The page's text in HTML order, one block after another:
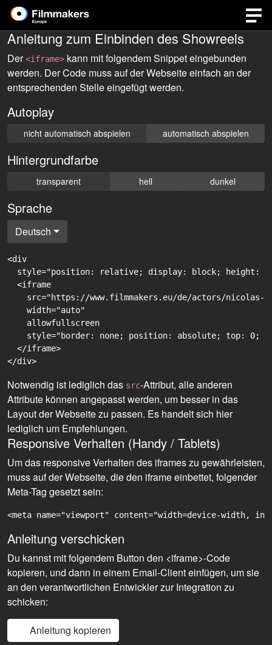
Anleitung zum Einbinden des Showreels
Der<iframe> kann mit folgendem Snippet eingebunden
werden. Der Code muss auf der Webseite einfach an der
entsprechenden Stelle eingefügt werden.
Autoplay
nicht automatisch abspielen automatisch abspielen
Hintergrundfarbe
transparent hell dunkel
Sprache
Deutsch
<div
style="position: relative; display: block; height:
  <iframe
src="https://www.filmmakers.eu/de/actors/
    width="auto"
    allowfullscreen
style="border: none; position: absolute; top: 0;
  </iframe>
Notwendig ist lediglich das src-Attribut, alle anderen
Attribute können angepasst werden, um besser in das
Layout der Webseite zu passen. Es handelt sich hier
lediglich um Empfehlungen.
Responsive Verhalten (Handy / Tablets)
Um das responsive Verhalten des iframes zu gewährleisten,
muss auf der Webseite, die den iframe einbettet, folgender
Meta-Tag gesetzt sein:
<meta name="viewport" content="width=device-width,
Anleitung verschicken
Du kannst mit folgendem Button den <iframe>-Code
kopieren, und dann in einem Email-Client einfügen, um sie
an den verantwortlichen Entwickler zur Integration zu
schicken:
Anleitung kopieren